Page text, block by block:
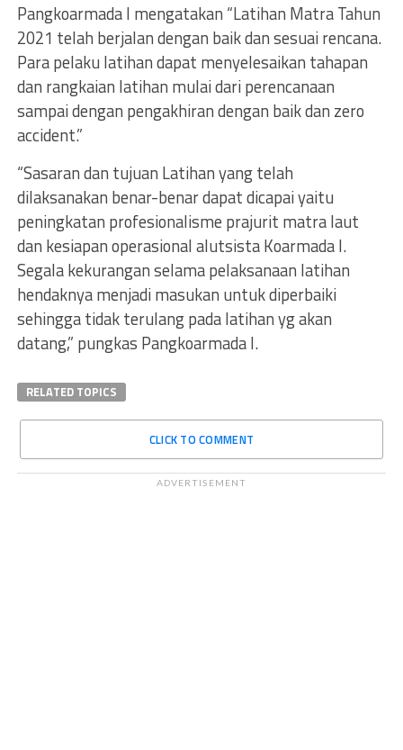
Pangkoarmada I mengatakan “Latihan Matra Tahun
2021 telah berjalan dengan baik dan sesuai rencana.
Para pelaku latihan dapat menyelesaikan tahapan
dan rangkaian latihan mulai dari perencanaan
sampai dengan pengakhiran dengan baik dan zero
accident.”
“Sasaran dan tujuan Latihan yang telah
dilaksanakan benar-benar dapat dicapai yaitu
peningkatan profesionalisme prajurit matra laut
dan kesiapan operasional alutsista Koarmada I.
Segala kekurangan selama pelaksanaan latihan
hendaknya menjadi masukan untuk diperbaiki
sehingga tidak terulang pada latihan yg akan
datang,” pungkas Pangkoarmada I.
RELATED TOPICS
CLICK TO COMMENT
ADVERTISEMENT